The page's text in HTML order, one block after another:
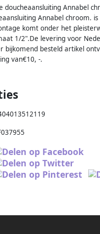
doucheaansluiting Annabel
Annabel chroom.
komt onder het
1/2".De levering voor
bijkomend besteld artikel
van€10, -.